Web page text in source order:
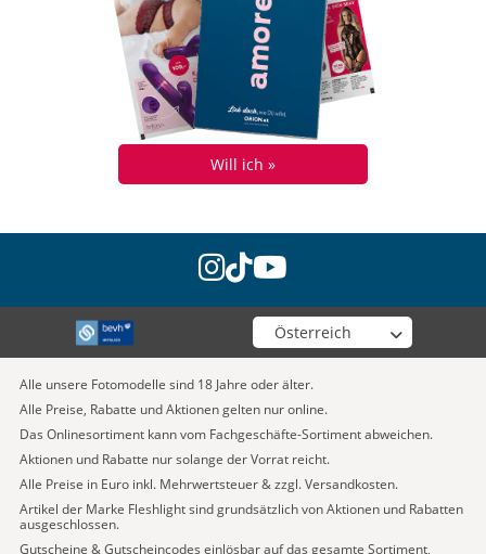
Will ich »
instagram
tiktok
youtube
Wähle deinen Shop
Alle unsere Fotomodelle sind 18 Jahre oder älter.
Alle Preise, Rabatte und Aktionen gelten nur online.
Das Onlinesortiment kann vom Fachgeschäfte-Sortiment abweichen.
Aktionen und Rabatte nur solange der Vorrat reicht.
Alle Preise in Euro inkl. Mehrwertsteuer & zzgl. Versandkosten.
Artikel der Marke Fleshlight sind grundsätzlich von Aktionen und Rabatten
ausgeschlossen.
Gutscheine & Gutscheincodes einlösbar auf das gesamte Sortiment,